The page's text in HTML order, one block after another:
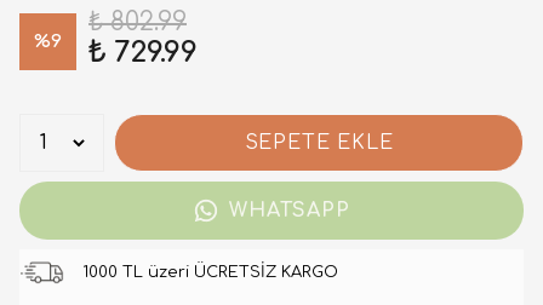
%9
₺ 802.99
₺ 729.99
SEPETE EKLE
WHATSAPP
1000 TL üzeri ÜCRETSİZ KARGO